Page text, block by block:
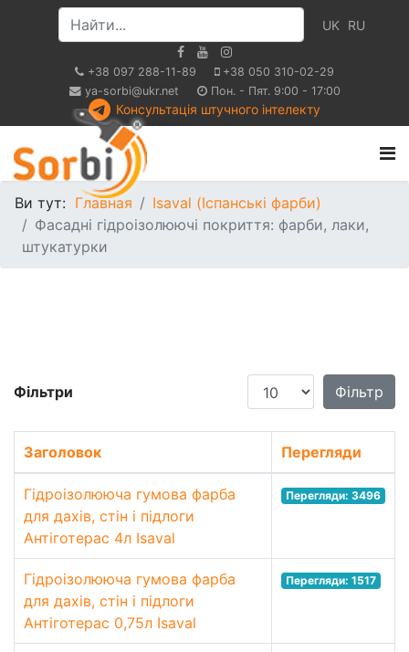
UK RU
+38 097 288-11-89
+38 050 310-02-29
ya-sorbi@ukr.net
Пон. - Пят. 9:00 - 17:00
Консультація штучного інтелекту
Ви тут: Главная
Isaval (Іспанські фарби)
Фасадні гідроізолюючі покриття: фарби, лаки,
штукатурки
Фільтри Показати Фільтр
Заголовок Перегляди
Гідроізолююча гумова фарба
для дахів, стін і підлоги
Антіготерас 4л Isaval
Перегляди: 3496
Гідроізолююча гумова фарба
для дахів, стін і підлоги
Антіготерас 0,75л Isaval
Перегляди: 1517